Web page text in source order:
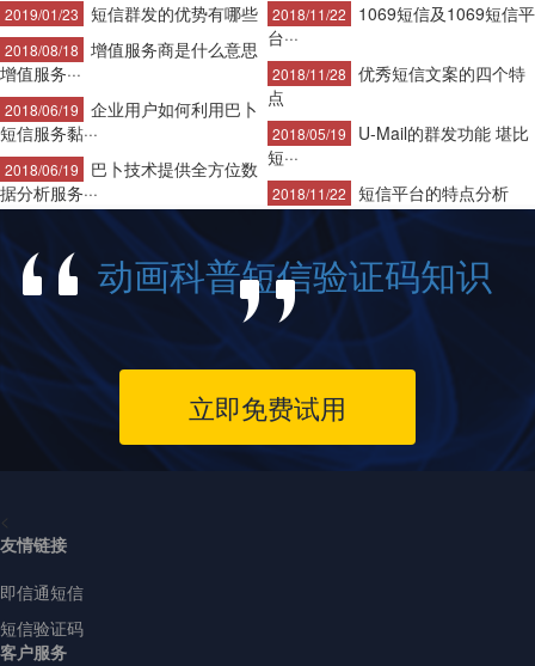
2019/01/23 短信群发的优势有哪些
2018/08/18
增值服务商是什么意思
增值服务···
2018/06/19
企业用户如何利用巴卜
短信服务黏···
2018/06/19
巴卜技术提供全方位数
据分析服务···
2018/11/22
1069短信及1069短信平
台···
2018/11/28
优秀短信文案的四个特
点
2018/05/19
U-Mail的群发功能 堪比
短···
2018/11/22 短信平台的特点分析
动画科普短信验证码知识
立即免费试用
<
友情链接
即信通短信
短信验证码
客户服务